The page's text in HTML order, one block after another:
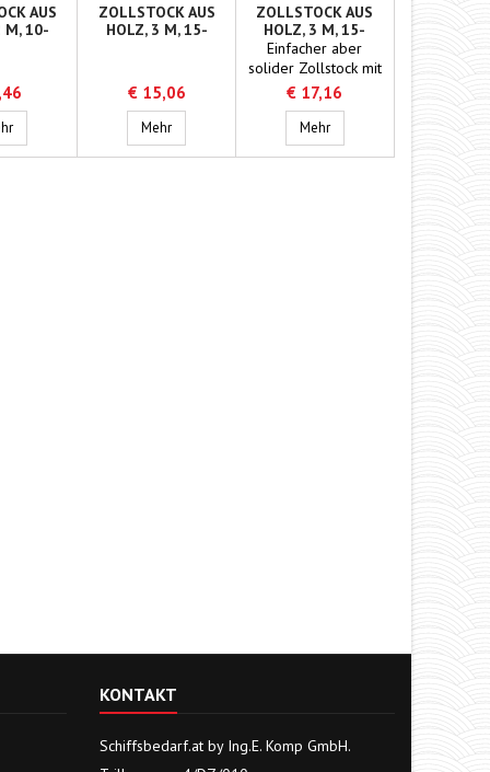
teilig
AUS
M, 10-
Zollstock aus Holz, 2 m, 10-teilig
ZOLLSTOCK AUS
HOLZ, 3 M, 15-
€ 15,06
MehrZollstock aus Holz, 3 m, 15-teilig
ZOLLSTOCK AUS
HOLZ, 3 M, 15-
TEILIG, WEISS
Einfacher aber
solider Zollstock mit
Messingscharnieren.
€ 17,16
MehrZollstock aus Holz, 3 m,
KONTAKT
Schiffsbedarf.at by Ing.E. Komp GmbH.